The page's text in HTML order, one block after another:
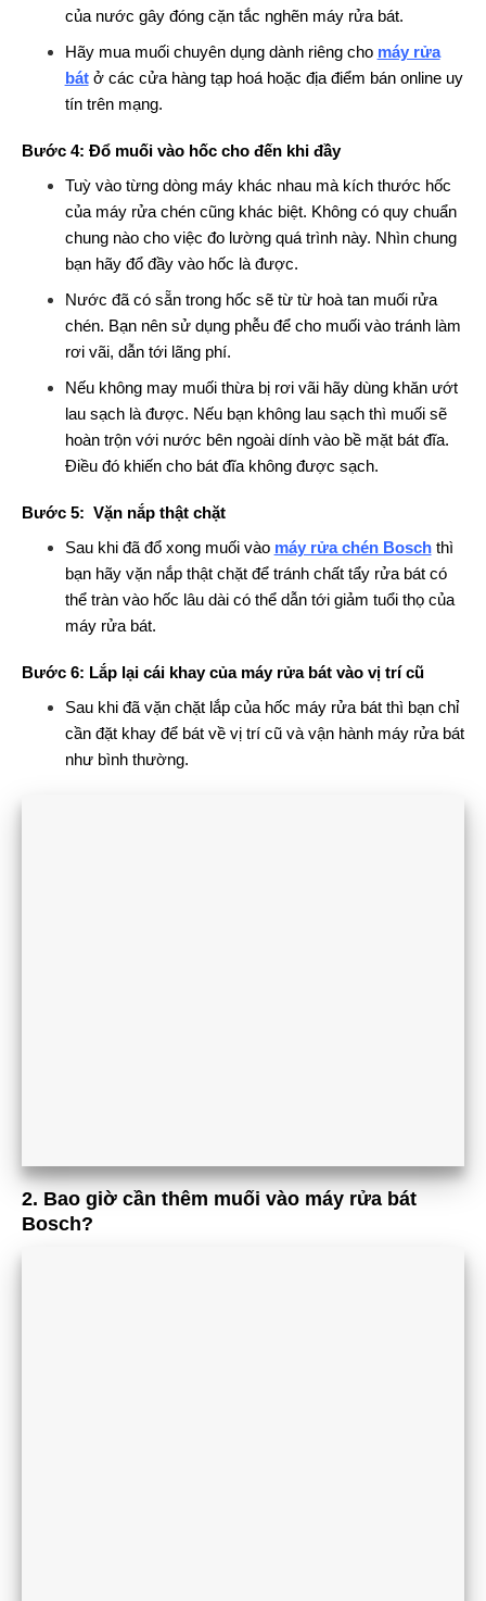
của nước gây đóng cặn tắc nghẽn máy rửa bát.
Hãy mua muối chuyên dụng dành riêng cho máy rửa
bátở các cửa hàng tạp hoá hoặc địa điểm bán online uy
tín trên mạng.
Bước 4: Đổ muối vào hốc cho đến khi đầy
Tuỳ vào từng dòng máy khác nhau mà kích thước hốc
của máy rửa chén cũng khác biệt. Không có quy chuẩn
chung nào cho việc đo lường quá trình này. Nhìn chung
bạn hãy đổ đầy vào hốc là được.
Nước đã có sẵn trong hốc sẽ từ từ hoà tan muối rửa
chén. Bạn nên sử dụng phễu để cho muối vào tránh làm
rơi vãi, dẫn tới lãng phí.
Nếu không may muối thừa bị rơi vãi hãy dùng khăn ướt
lau sạch là được. Nếu bạn không lau sạch thì muối sẽ
hoàn trộn với nước bên ngoài dính vào bề mặt bát đĩa.
Điều đó khiến cho bát đĩa không được sạch.
Bước 5: Vặn nắp thật chặt
Sau khi đã đổ xong muối vào máy rửa chén Boschthì
bạn hãy vặn nắp thật chặt để tránh chất tẩy rửa bát có
thể tràn vào hốc lâu dài có thể dẫn tới giảm tuổi thọ của
máy rửa bát.
Bước 6: Lắp lại cái khay của máy rửa bát vào vị trí cũ
Sau khi đã vặn chặt lắp của hốc máy rửa bát thì bạn chỉ
cần đặt khay để bát về vị trí cũ và vận hành máy rửa bát
như bình thường.
2. Bao giờ cần thêm muối vào máy rửa bát
Bosch?